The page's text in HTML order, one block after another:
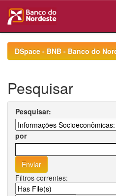
navigationDSpace - BNB - Banco do
Pesquisar
Pesquisar:
por
Filtros correntes: